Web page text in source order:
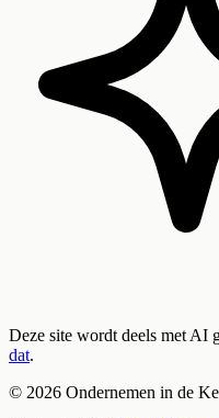
Deze site wordt deels met AI
dat.
© 2026 Ondernemen in de